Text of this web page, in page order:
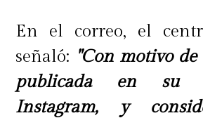
En el correo, el
señaló: "Con motivo
publicada en su
Instagram, y